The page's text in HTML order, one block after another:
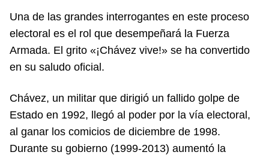
Una de las grandes interrogantes en este proceso
electoral es el rol que desempeñará la Fuerza
Armada. El grito «¡Chávez vive!» se ha convertido
en su saludo oficial.
Chávez, un militar que dirigió un fallido golpe de
Estado en 1992, llegó al poder por la vía electoral,
al ganar los comicios de diciembre de 1998.
Durante su gobierno (1999-2013) aumentó la